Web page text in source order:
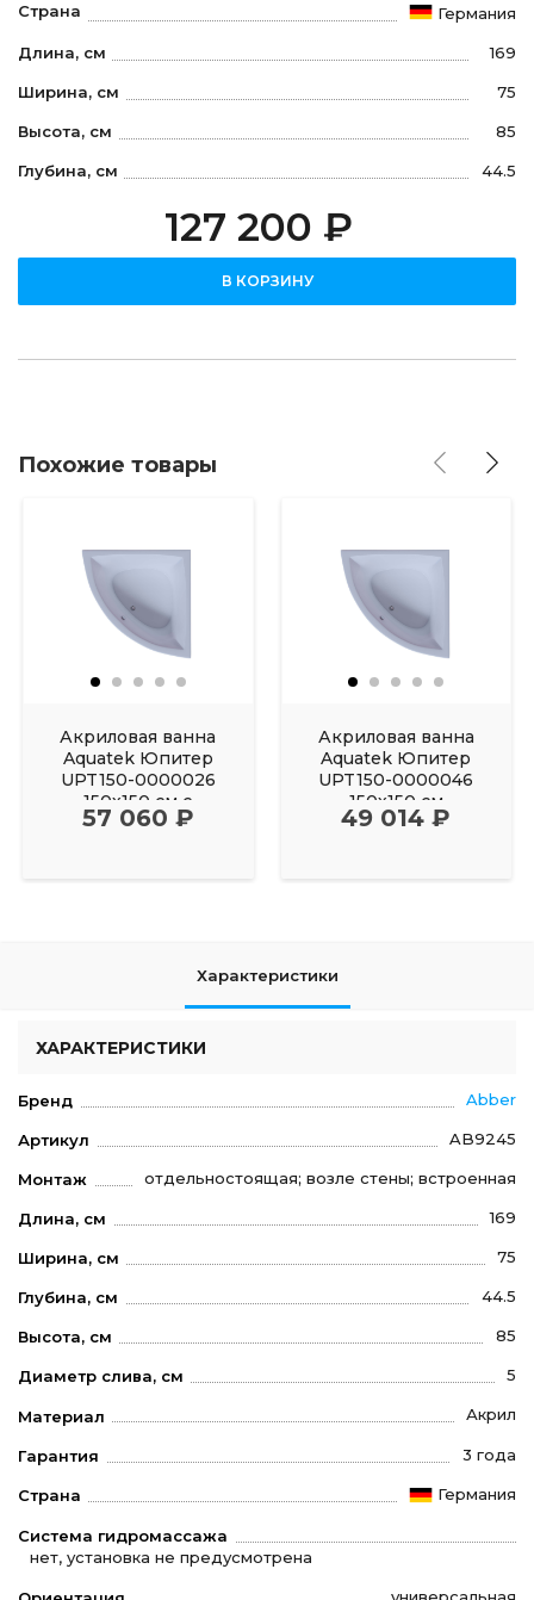
Страна Германия
Длина, см 169
Ширина, см 75
Высота, см 85
Глубина, см 44.5
127 200 ₽
В КОРЗИНУ
Похожие товары
Акриловая ванна
Aquatek Юпитер
UPT150-0000026
150х150 см с
фронтальным
57 060 ₽
Акриловая ванна
Aquatek Юпитер
UPT150-0000046
150х150 см
49 014 ₽
Характеристики
ХАРАКТЕРИСТИКИ
Бренд Abber
Артикул AB9245
Монтаж отдельностоящая; возле стены; встроенная
Длина, см 169
Ширина, см 75
Глубина, см 44.5
Высота, см 85
Диаметр слива, см 5
Материал Акрил
Гарантия 3 года
Страна Германия
Система гидромассажа
нет, установка не предусмотрена
универсальная